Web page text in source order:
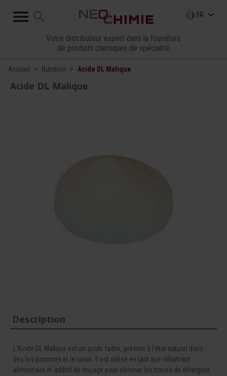
 search FR keyboard_arrow_down
Votre distributeur expert dans la fourniture
de produits chimiques de spécialité
Accueil Nutrition Acide DL Malique
Acide DL Malique
Description
L’Acide DL Malique est un acide faible, présent à l’état naturel dans
des les pommes et le raisin. Il est utilisé en tant que détartrant
alimentaire et additif de rinçage pour éliminer les traces de détergent.